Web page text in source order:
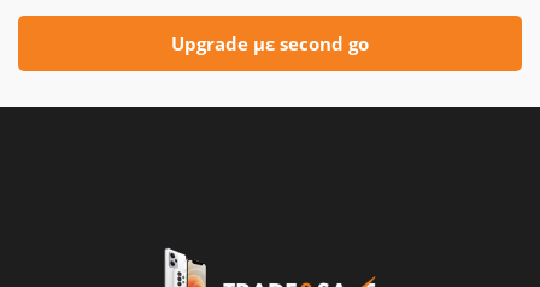
Upgrade με second go